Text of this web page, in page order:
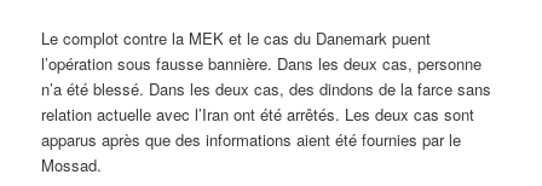
Le complot contre la MEK et le cas du Danemark puent
l’opération sous fausse bannière. Dans les deux cas, personne
n’a été blessé. Dans les deux cas, des dindons de la farce sans
relation actuelle avec l’Iran ont été arrêtés. Les deux cas sont
apparus après que des informations aient été fournies par le
Mossad.